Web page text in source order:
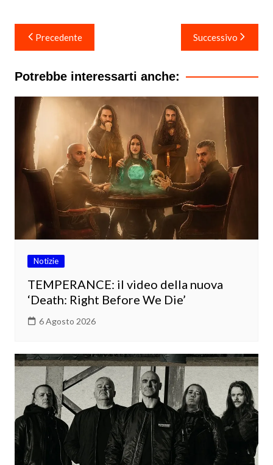
Navigazione
articoli
Precedente Successivo
Potrebbe interessarti anche:
Notizie
TEMPERANCE: il video della nuova
‘Death: Right Before We Die’
6 Agosto 2026